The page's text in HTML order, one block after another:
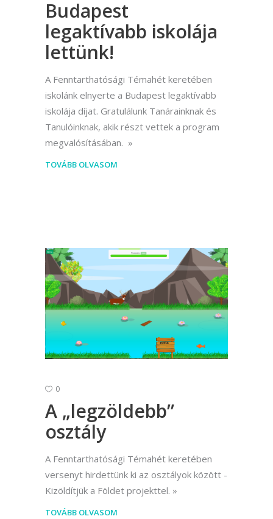
Budapest
legaktívabb iskolája
lettünk!
A Fenntarthatósági Témahét keretében
iskolánk elnyerte a Budapest legaktívabb
iskolája díjat. Gratulálunk Tanárainknak és
Tanulóinknak, akik részt vettek a program
megvalósításában.
TOVÁBB OLVASOM
0
A „legzöldebb”
osztály
A Fenntarthatósági Témahét keretében
versenyt hirdettünk ki az osztályok között -
Kizöldítjük a Földet projekttel.
TOVÁBB OLVASOM